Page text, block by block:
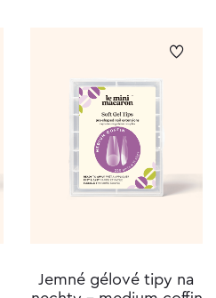
Jemné gélové tipy na